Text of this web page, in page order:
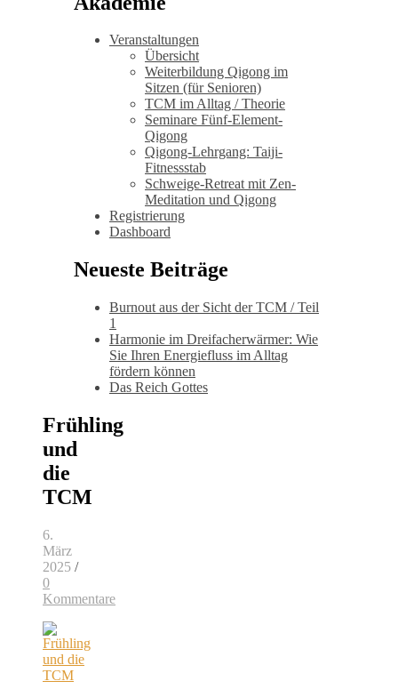
Veranstaltungen
Übersicht
Weiterbildung Qigong im
Sitzen (für Senioren)
TCM im Alltag / Theorie
Seminare Fünf-Element-
Qigong
Qigong-Lehrgang: Taiji-
Fitnessstab
Schweige-Retreat mit Zen-
Meditation und Qigong
Registrierung
Dashboard
Neueste Beiträge
Burnout aus der Sicht der TCM / Teil
1
Harmonie im Dreifacherwärmer: Wie
Sie Ihren Energiefluss im Alltag
fördern können
Das Reich Gottes
Frühling
und
die
TCM
6.
März
2025 /
0
Kommentare